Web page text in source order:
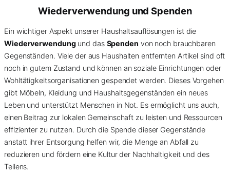
Wiederverwendung und Spenden
Ein wichtiger Aspekt unserer Haushaltsauflösungen ist die
Wiederverwendungund das Spenden von noch brauchbaren
Gegenständen. Viele der aus Haushalten entfernten Artikel sind oft
noch in gutem Zustand und können an soziale Einrichtungen oder
Wohltätigkeitsorganisationen gespendet werden. Dieses Vorgehen
gibt Möbeln, Kleidung und Haushaltsgegenständen ein neues
Leben und unterstützt Menschen in Not. Es ermöglicht uns auch,
einen Beitrag zur lokalen Gemeinschaft zu leisten und Ressourcen
effizienter zu nutzen. Durch die Spende dieser Gegenstände
anstatt ihrer Entsorgung helfen wir, die Menge an Abfall zu
reduzieren und fördern eine Kultur der Nachhaltigkeit und des
Teilens.